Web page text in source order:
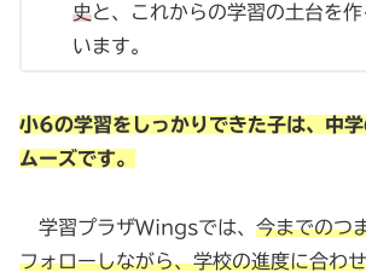
史と、これからの学習の土台を
います。
小6の学習をしっかりできた子は、中
ムーズです。
学習プラザWingsでは、 今までのつ
フォローしながら、学校の進度に合わ